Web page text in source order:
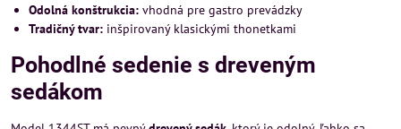
Odolná konštrukcia: vhodná pre gastro prevádzky
Tradičný tvar: inšpirovaný klasickými thonetkami
Pohodlné sedenie s dreveným
sedákom